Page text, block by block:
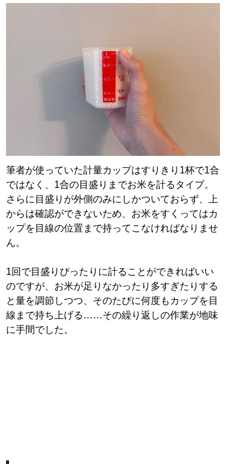
筆者が使っていた計量カップはすりきり1杯で1合
ではなく、1合の目盛りまでお米を計るタイプ。
さらに目盛りが外側のみにしかついておらず、上
からは確認ができないため、お米をすくってはカ
ップを目線の位置まで持ってこなければなりませ
ん。
1回で目盛りぴったりに計ることができればいい
のですが、お米が足りなかったり多すぎたりする
と量を調節しつつ、そのたびに何度もカップを目
線まで持ち上げる……その繰り返しの作業が地味
に手間でした。